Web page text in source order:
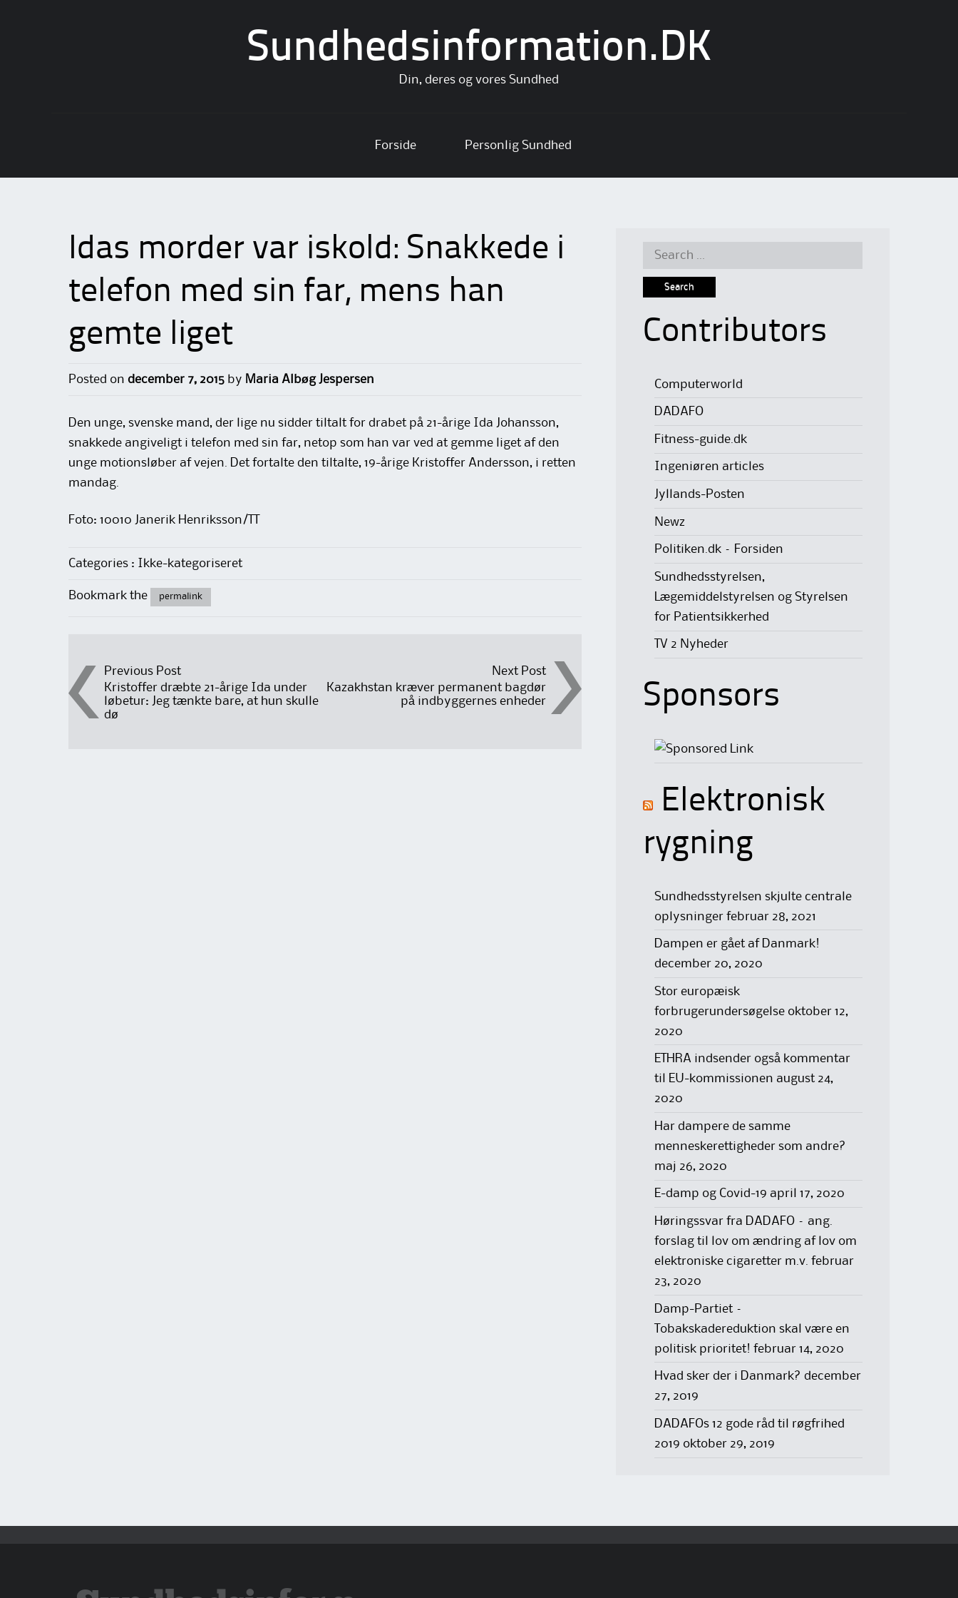
Sundhedsinformation.DK
Din, deres og vores Sundhed
content
Forside Personlig Sundhed
Idas morder var iskold: Snakkede i
telefon med sin far, mens han
gemte liget
Posted on december 7, 2015 by Maria Albøg Jespersen
Den unge, svenske mand, der lige nu sidder tiltalt for drabet på 21-årige Ida Johansson,
snakkede angiveligt i telefon med sin far, netop som han var ved at gemme liget af den
unge motionsløber af vejen. Det fortalte den tiltalte, 19-årige Kristoffer Andersson, i retten
mandag.
Foto: 10010 Janerik Henriksson/TT
Categories : Ikke-kategoriseret
Bookmark the permalink
Post
navigation
Previous Post
Kristoffer dræbte 21-årige Ida under
løbetur: Jeg tænkte bare, at hun skulle
dø
Next Post
Kazakhstan kræver permanent bagdør
på indbyggernes enheder
Search
Contributors
Computerworld
DADAFO
Fitness-guide.dk
Ingeniøren articles
Jyllands-Posten
Newz
Politiken.dk – Forsiden
Sundhedsstyrelsen,
Lægemiddelstyrelsen og Styrelsen
for Patientsikkerhed
TV 2 Nyheder
Sponsors
Elektronisk
rygning
Sundhedsstyrelsen skjulte centrale
oplysninger februar 28, 2021
Dampen er gået af Danmark!
december 20, 2020
Stor europæisk
forbrugerundersøgelse oktober 12,
2020
ETHRA indsender også kommentar
til EU-kommissionen august 24,
2020
Har dampere de samme
menneskerettigheder som andre?
maj 26, 2020
E-damp og Covid-19 april 17, 2020
Høringssvar fra DADAFO – ang.
forslag til lov om ændring af lov om
elektroniske cigaretter m.v. februar
23, 2020
Damp-Partiet –
Tobakskadereduktion skal være en
politisk prioritet! februar 14, 2020
Hvad sker der i Danmark? december
27, 2019
DADAFOs 12 gode råd til røgfrihed
2019 oktober 29, 2019